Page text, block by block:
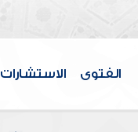
الفتوى الاستشارات